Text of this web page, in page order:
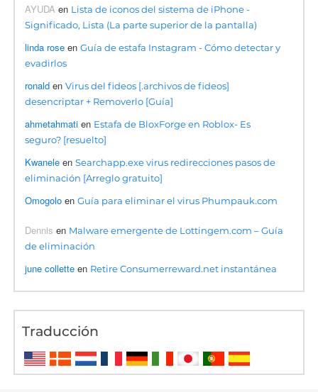
AYUDA en Lista de iconos del sistema de iPhone -
Significado, Lista (La parte superior de la pantalla)
linda rose enGuía de estafa Instagram - Cómo detectar y
evadirlos
ronald enVirus del fideos [.archivos de fideos]
desencriptar + Removerlo [Guía]
ahmetahmati en Estafa de BloxForge en Roblox- Es
seguro? [resuelto]
Kwanele enSearchapp.exe virus redirecciones pasos de
eliminación [Arreglo gratuito]
Omogolo enGuía para eliminar el virus Phumpauk.com
Dennis en Malware emergente de Lottingem.com – Guía
de eliminación
june collette en Retire Consumerreward.net instantánea
Traducción